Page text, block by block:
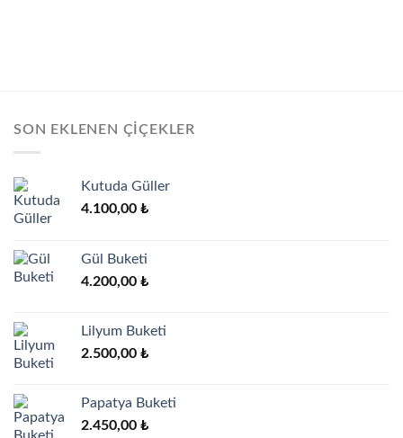
SON EKLENEN ÇIÇEKLER
Kutuda Güller
4.100,00 ₺
Gül Buketi
4.200,00 ₺
Lilyum Buketi
2.500,00 ₺
Papatya Buketi
2.450,00 ₺